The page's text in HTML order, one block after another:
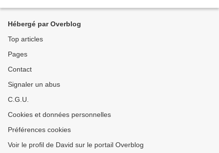
Hébergé par Overblog
Top articles
Pages
Contact
Signaler un abus
C.G.U.
Cookies et données personnelles
Préférences cookies
Voir le profil de David sur le portail Overblog